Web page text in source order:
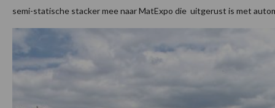
semi-statische stacker mee naar MatExpo die uitgerust is met